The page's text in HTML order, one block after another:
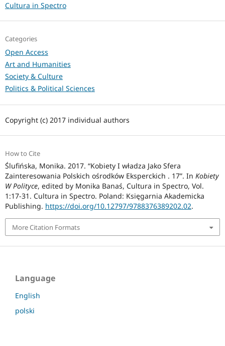
Cultura in Spectro
Categories
Open Access
Art and Humanities
Society & Culture
Politics & Political Sciences
Copyright (c) 2017 individual authors
How to Cite
Ślufińska, Monika. 2017. “Kobiety I władza Jako Sfera
Zainteresowania Polskich ośrodków Eksperckich . 17”. In Kobiety
W Polityce, edited by Monika Banaś, Cultura in Spectro, Vol.
1:17-31. Cultura in Spectro. Poland: Księgarnia Akademicka
Publishing. https://doi.org/10.12797/9788376389202.02.
More Citation Formats
Language
English
polski